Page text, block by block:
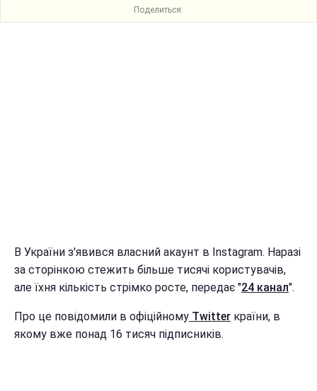
Поделиться:
В України з'явився власний акаунт в Іnstagram. Наразі
за сторінкою стежить більше тисячі користувачів,
але їхня кількість стрімко росте, передає "24 канал".
Про це повідомили в офіційному Тwitter країни, в
якому вже понад 16 тисяч підписників.